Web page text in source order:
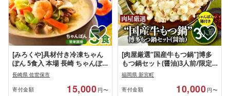
[みろくや]具材付き冷凍ちゃん
ぽん 5食入 本場 長崎 ちゃんぽ
ん
長崎県 佐世保市
寄付金額 15,000 円〜
[肉屋厳選“国産牛もつ鍋"]博多
もつ鍋セット(醤油)3人前/限定
50個[もつ鍋・醤油味] ホルモン
牛小腸 ちゃんぽん麺 コラーゲ
ン 濃厚 スープ.A1693
福岡県 新宮町
寄付金額 10,000 円〜